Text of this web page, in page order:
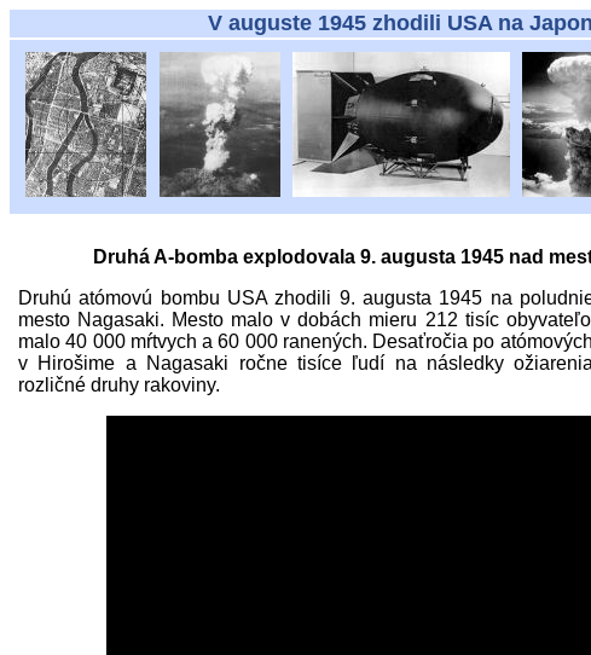
V auguste 1945 zhodili USA na
Druhá A-bomba explodovala 9. augusta 1945 nad
Druhú atómovú bombu USA zhodili 9. augusta 1945 na
mesto Nagasaki. Mesto malo v dobách mieru 212 tisíc
malo 40 000 mŕtvych a 60 000 ranených. Desaťročia po
v Hirošime a Nagasaki ročne tisíce ľudí na následky
rozličné druhy rakoviny.